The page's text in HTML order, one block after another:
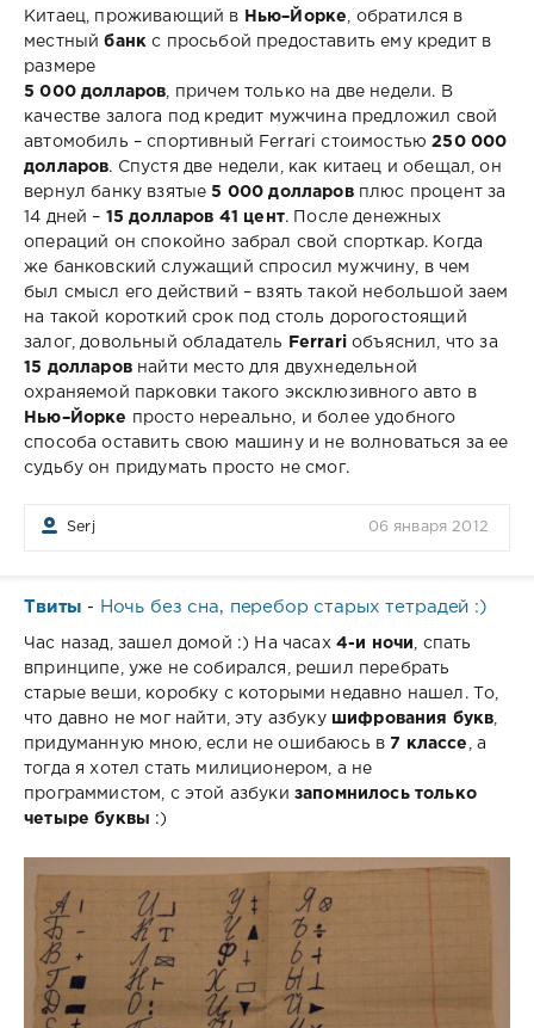
Китаец, проживающий в Нью–Йорке
, обратился в
местныйбанк с просьбой предоставить ему кредит в
размере
5 000 долларов , причем только на две недели. В
качестве залога под кредит мужчина предложил свой
автомобиль – спортивный Ferrari стоимостью250 000
долларов. Спустя две недели, как китаец и обещал, он
вернул банку взятые5 000 долларовплюс процент за
14 дней – 15 долларов 41 цент. После денежных
операций он спокойно забрал свой спорткар. Когда
же банковский служащий спросил мужчину, в чем
был смысл его действий – взять такой небольшой заем
на такой короткий срок под столь дорогостоящий
залог, довольный обладатель
Ferrariобъяснил, что за
15 долларовнайти место для двухнедельной
охраняемой парковки такого эксклюзивного авто в
Нью–Йорке просто нереально, и более удобного
способа оставить свою машину и не волноваться за ее
судьбу он придумать просто не смог.
Serj 06 января 2012
Твиты - Ночь без сна, перебор старых тетрадей :)
Час назад, зашел домой :) На часах 4-и ночи
, спать
впринципе, уже не собирался, решил перебрать
старые веши, коробку с которыми недавно нашел. То,
что давно не мог найти, эту азбуку шифрования букв
придуманную мною, если не ошибаюсь в 7 классе
, а
тогда я хотел стать милиционером, а не
программистом, с этой азбуки запомнилось только
четыре буквы :)